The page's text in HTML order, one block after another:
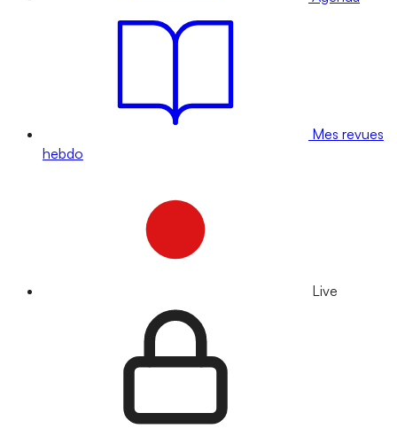
Mes revues
hebdo
Live